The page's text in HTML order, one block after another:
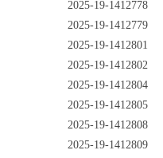
2025-19-1412778
2025-19-1412779
2025-19-1412801
2025-19-1412802
2025-19-1412804
2025-19-1412805
2025-19-1412808
2025-19-1412809